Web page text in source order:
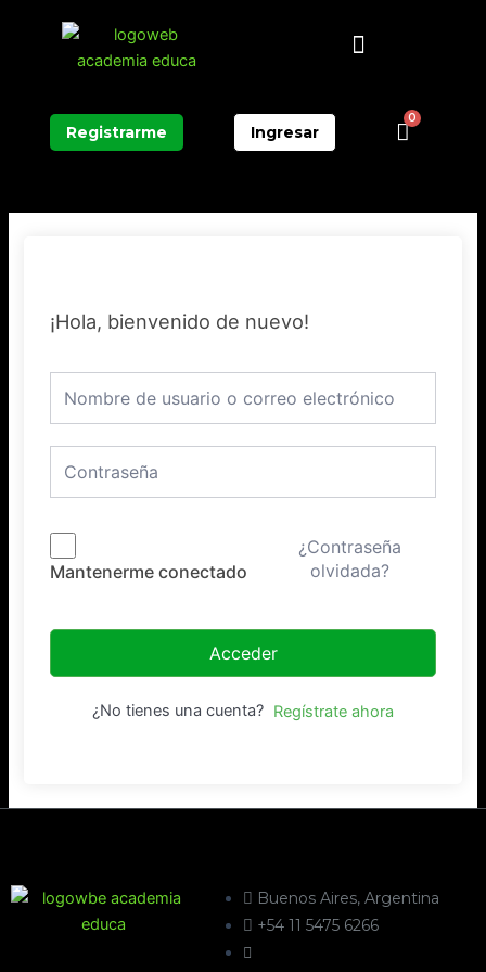
Menú
Registrarme Ingresar
0
¡Hola, bienvenido de nuevo!
Mantenerme conectado
¿Contraseña
olvidada?
Acceder
¿No tienes una cuenta? Regístrate ahora
Buenos Aires, Argentina
+54 11 5475 6266